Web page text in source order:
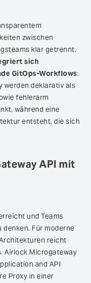
zwischen
klar getrennt.
sich
GitOps-Workflows:
werden deklarativ als
fehlerarm
während eine
entsteht, die sich
API mit
und Teams
Für moderne
reicht
Airlock Microgateway
and API
Proxy in einer